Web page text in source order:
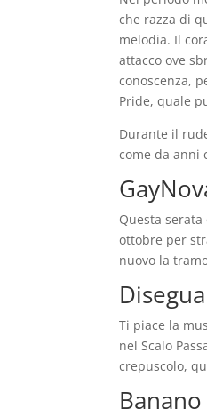
che razza di
melodia. Il
attacco ove
conoscenza,
Pride, quale
Durante il
come da anni
Questa
ottobre per
nuovo la
Ti piace la
nel Scalo
crepuscolo,